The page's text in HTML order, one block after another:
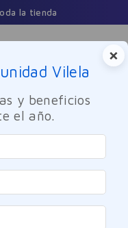
la tienda
×
Vilela
y beneficios
el año.